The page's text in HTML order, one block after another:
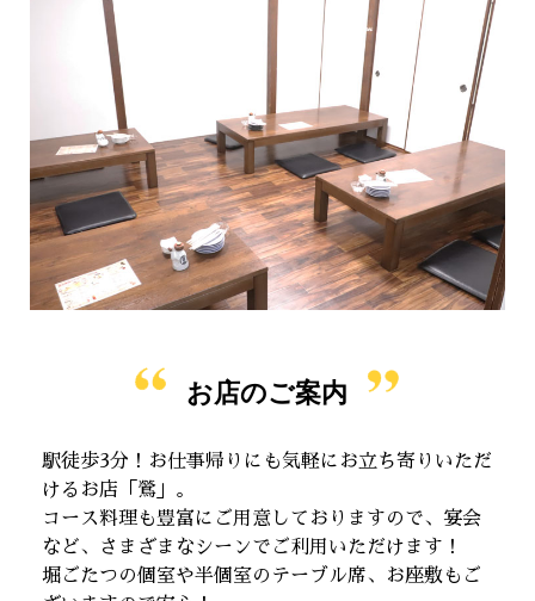
お店のご案内
駅徒歩3分！お仕事帰りにも気軽にお立ち寄りいただ
けるお店「鶯」。
コース料理も豊富にご用意しておりますので、宴会
など、さまざまなシーンでご利用いただけます！
堀ごたつの個室や半個室のテーブル席、お座敷もご